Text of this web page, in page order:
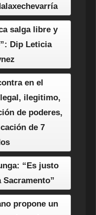
salga libre y
Dip Leticia
en el
ilegitimo,
de poderes,
de 7
“Es justo
Sacramento”
propone un